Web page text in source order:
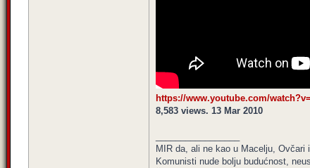
https://www.youtube.com/
8,583 views. 13 Mar 2010
MIR da, ali ne kao u Macelju, Ovčari
Komunisti nude bolju budućnost,